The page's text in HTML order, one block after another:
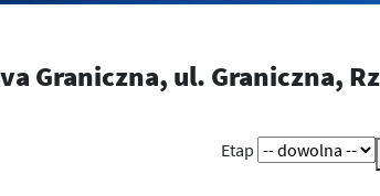
Graniczna, ul. Graniczna,
Etap